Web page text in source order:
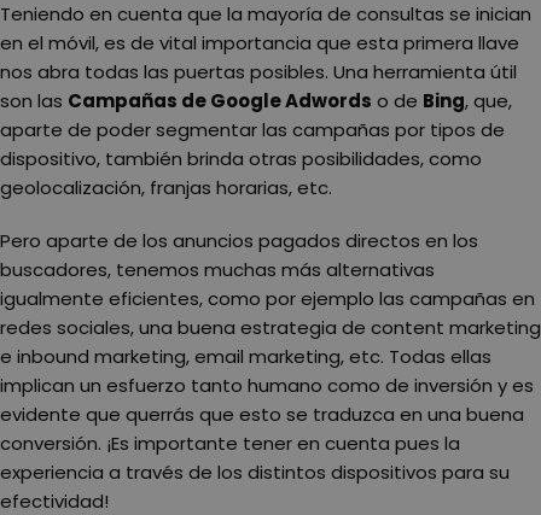
Teniendo en cuenta que la mayoría de consultas se inician
en el móvil, es de vital importancia que esta primera llave
nos abra todas las puertas posibles. Una herramienta útil
son las Campañas de Google Adwords o de Bing, que,
aparte de poder segmentar las campañas por tipos de
dispositivo, también brinda otras posibilidades, como
geolocalización, franjas horarias, etc.
Pero aparte de los anuncios pagados directos en los
buscadores, tenemos muchas más alternativas
igualmente eficientes, como por ejemplo las campañas en
redes sociales, una buena estrategia de content marketing
e inbound marketing, email marketing, etc. Todas ellas
implican un esfuerzo tanto humano como de inversión y es
evidente que querrás que esto se traduzca en una buena
conversión. ¡Es importante tener en cuenta pues la
experiencia a través de los distintos dispositivos para su
efectividad!